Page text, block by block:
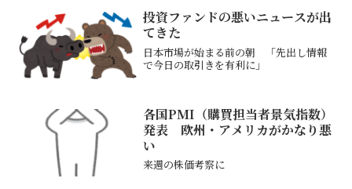
投資ファンドの悪いニュースが出
てきた
日本市場が始まる前の朝 「先出し情報
で今日の取引きを有利に」
各国PMI（購買担当者景気指数）
発表 欧州・アメリカがかなり悪
い
来週の株価考察に